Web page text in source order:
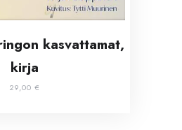
kasvattamat,
kirja
29,00 €